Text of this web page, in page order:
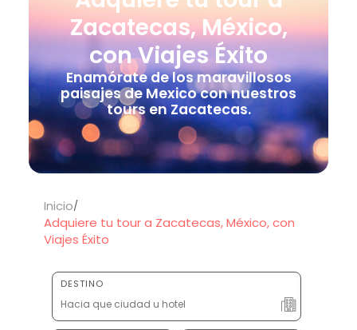
Zacatecas, México,
con Viajes Éxito
Enamórate de los maravillosos
paisajes de Mexico con nuestros
tours en Zacatecas.
Inicio
Adquiere tu tour a Zacatecas, México, con
Viajes Éxito
DESTINO